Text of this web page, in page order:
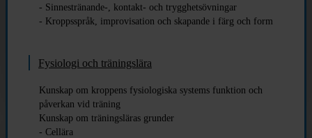
- Sinnestränande-, kontakt- och trygghetsövningar
- Kroppsspråk, improvisation och skapande i färg och form
Fysiologi och träningslära
Kunskap om kroppens fysiologiska systems funktion och
påverkan vid träning
Kunskap om träningsläras grunder
- Cellära